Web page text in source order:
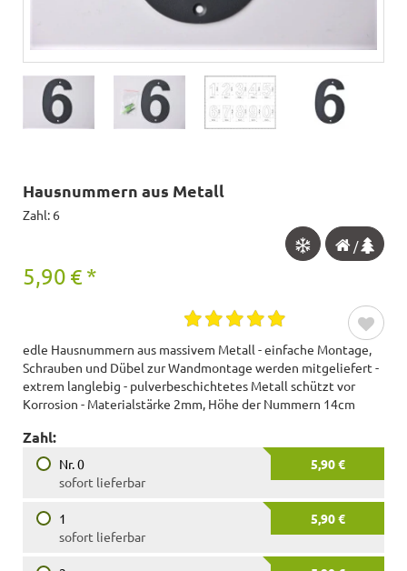
Hausnummern aus Metall
Zahl: 6
/
5,90 € *
edle Hausnummern aus massivem Metall - einfache Montage,
Schrauben und Dübel zur Wandmontage werden mitgeliefert -
extrem langlebig - pulverbeschichtetes Metall schützt vor
Korrosion - Materialstärke 2mm, Höhe der Nummern 14cm
Zahl:
Nr. 0
5,90 €
sofort lieferbar
1
5,90 €
sofort lieferbar